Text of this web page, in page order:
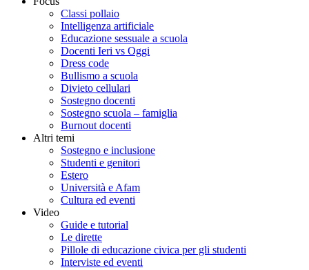
Classi pollaio
Intelligenza artificiale
Educazione sessuale a scuola
Docenti Ieri vs Oggi
Dress code
Bullismo a scuola
Divieto cellulari
Sostegno docenti
Sostegno scuola – famiglia
Burnout docenti
Altri temi
Sostegno e inclusione
Studenti e genitori
Estero
Università e Afam
Cultura ed eventi
Video
Guide e tutorial
Le dirette
Pillole di educazione civica per gli studenti
Interviste ed eventi